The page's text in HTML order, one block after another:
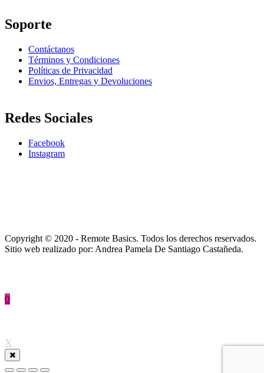
Soporte
Contáctanos
Términos y Condiciones
Políticas de Privacidad
Envios, Entregas y Devoluciones
Redes Sociales
Facebook
Instagram
Copyright © 2020 - Remote Basics. Todos los derechos reservados.
Sitio web realizado por: Andrea Pamela De Santiago Castañeda.
0
X